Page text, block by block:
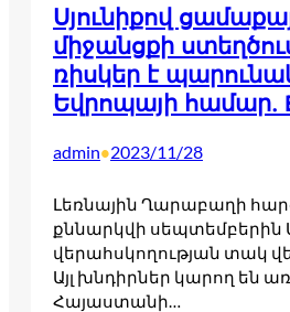
Սյունիքով
միջանցքի
ռիսկեր է
Եվրոպայի համար.
admin•2023/11/28
Լեռնային Ղարաբաղի
քննարկվի սեպտեմբերին
վերահսկողության տակ
Այլ խնդիրներ կարող են
Հայաստանի…